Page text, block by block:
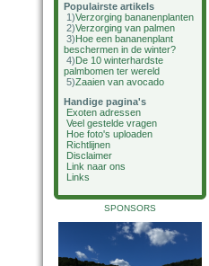
Populairste artikels
1)Verzorging bananenplanten
2)Verzorging van palmen
3)Hoe een bananenplant
beschermen in de winter?
4)De 10 winterhardste
palmbomen ter wereld
5)Zaaien van avocado
Handige pagina's
Exoten adressen
Veel gestelde vragen
Hoe foto's uploaden
Richtlijnen
Disclaimer
Link naar ons
Links
SPONSORS